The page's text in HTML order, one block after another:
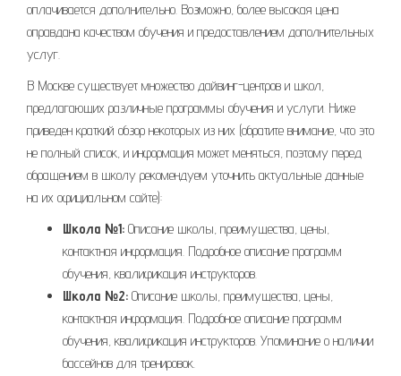
оплачивается дополнительно. Возможно, более высокая цена
оправдана качеством обучения и предоставлением дополнительных
услуг.
В Москве существует множество дайвинг-центров и школ,
предлагающих различные программы обучения и услуги. Ниже
приведен краткий обзор некоторых из них (обратите внимание, что это
не полный список, и информация может меняться, поэтому перед
обращением в школу рекомендуем уточнить актуальные данные
на их официальном сайте):
Школа №1: Описание школы, преимущества, цены,
контактная информация. Подробное описание программ
обучения, квалификация инструкторов.
Школа №2: Описание школы, преимущества, цены,
контактная информация. Подробное описание программ
обучения, квалификация инструкторов. Упоминание о наличии
бассейнов для тренировок.